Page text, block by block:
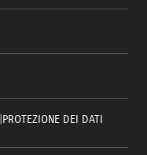
PROTEZIONE DEI DATI